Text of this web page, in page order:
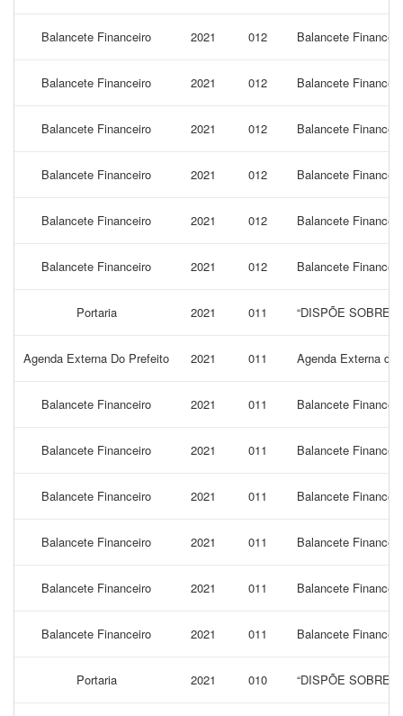
Balancete Financeiro 2021 012 Balancete
Balancete Financeiro 2021 012 Balancete
Balancete Financeiro 2021 012 Balancete
Balancete Financeiro 2021 012 Balancete
Balancete Financeiro 2021 012 Balancete
Balancete Financeiro 2021 012 Balancete
Portaria 2021 011 “DISPÕE SOBRE
Agenda Externa Do Prefeito 2021 011 Agenda Externa do
Balancete Financeiro 2021 011 Balancete
Balancete Financeiro 2021 011 Balancete
Balancete Financeiro 2021 011 Balancete
Balancete Financeiro 2021 011 Balancete
Balancete Financeiro 2021 011 Balancete
Balancete Financeiro 2021 011 Balancete
Portaria 2021 010 “DISPÕE SOBRE